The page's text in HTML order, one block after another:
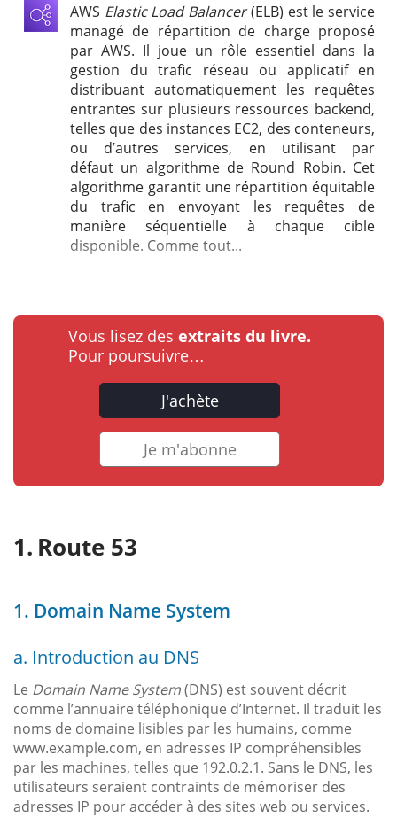
AWS Elastic Load Balancer(ELB) est le service
managé de répartition de charge proposé
par AWS. Il joue un rôle essentiel dans la
gestion du trafic réseau ou applicatif en
distribuant automatiquement les requêtes
entrantes sur plusieurs ressources backend,
telles que des instances EC2, des conteneurs,
ou d’autres services, en utilisant par
défaut un algorithme de Round Robin. Cet
algorithme garantit une répartition équitable
du trafic en envoyant les requêtes de
manière séquentielle à chaque cible
disponible. Comme tout...
Vous lisez des extraits du livre.
Pour poursuivre…
J'achète
Je m'abonne
Route 53
1. Domain Name System
a. Introduction au DNS
Le Domain Name System(DNS) est souvent décrit
comme l’annuaire téléphonique d’Internet. Il traduit les
noms de domaine lisibles par les humains, comme
www.example.com, en adresses IP compréhensibles
par les machines, telles que 192.0.2.1. Sans le DNS, les
utilisateurs seraient contraints de mémoriser des
adresses IP pour accéder à des sites web ou services.